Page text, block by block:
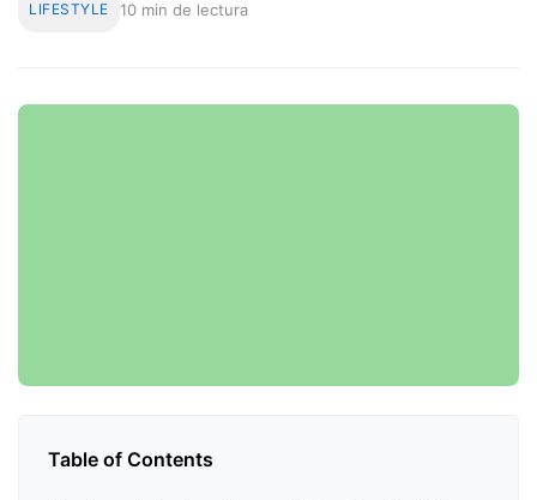
LIFESTYLE 10 min de lectura
Table of Contents